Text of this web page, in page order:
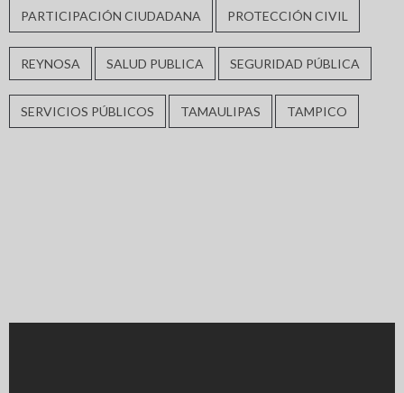
PARTICIPACIÓN CIUDADANA PROTECCIÓN CIVIL
REYNOSA SALUD PUBLICA SEGURIDAD PÚBLICA
SERVICIOS PÚBLICOS TAMAULIPAS TAMPICO